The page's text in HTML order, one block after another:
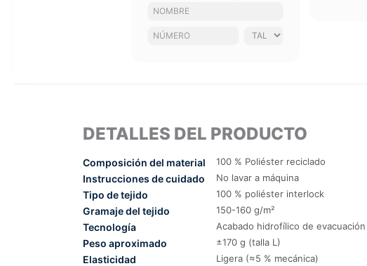
DETALLES DEL PRODUCTO
Composición del material 100 % Poliéster reciclado
Instrucciones de cuidado No lavar a máquina
Tipo de tejido 100 % poliéster interlock
Gramaje del tejido 150-160 g/m²
Tecnología Acabado hidrofílico de evacuación
Peso aproximado ±170 g (talla L)
Elasticidad Ligera (≈5 % mecánica)